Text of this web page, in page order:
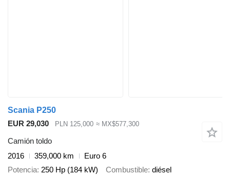
Scania P250
EUR 29,030
PLN 125,000 ≈ MX$577,300
Camión toldo
2016
359,000 km
Euro 6
Potencia 250 Hp (184 kW) Combustible diésel